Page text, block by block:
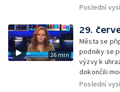
Spor o
organismus
Masarykově
vyřazení
Letní kurzy
kurníky
Poslední
26 min
29.
Města se
podniky se
výzvy k
dokončili
Chybějící
Poslední